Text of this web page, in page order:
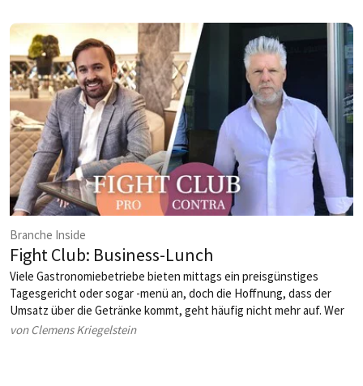
Branche Inside
Fight Club: Business-Lunch
Viele Gastronomiebetriebe bieten mittags ein preisgünstiges
Tagesgericht oder sogar -menü an, doch die Hoffnung, dass der
Umsatz über die Getränke kommt, geht häufig nicht mehr auf. Wer
sehr knapp kalkuliert, für den kann das Mittagsmenü sogar zum
von Clemens Kriegelstein